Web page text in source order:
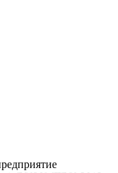
волос